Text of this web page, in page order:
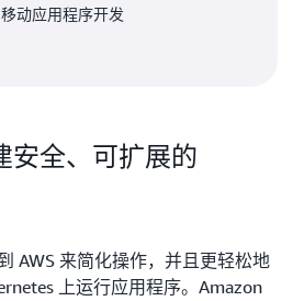
动应用程序开发
安全、可扩展的
AWS 来简化操作，并且更轻松地
上运行应用程序。Amazon